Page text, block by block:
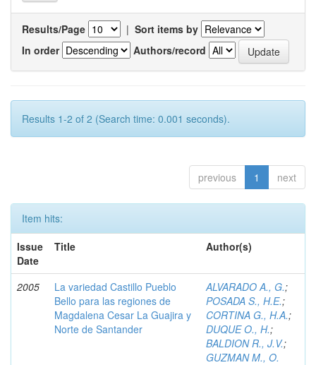
Results/Page | Sort items by
In order
Authors/record
Results 1-2 of 2 (Search time: 0.001 seconds).
previous 1 next
Item hits:
Issue
Date
Title Author(s)
2005
La variedad Castillo Pueblo
Bello para las regiones de
Magdalena Cesar La Guajira y
Norte de Santander
ALVARADO A., G.;
POSADA S., H.E.;
CORTINA G., H.A.;
DUQUE O., H.;
BALDION R., J.V.;
GUZMAN M., O.